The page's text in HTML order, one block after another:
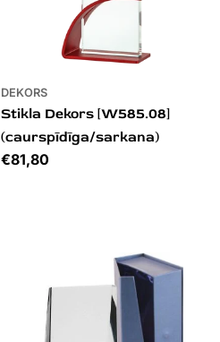
DEKORS
Stikla Dekors [W585.08]
(caurspīdīga/sarkana)
Cena
€81,80